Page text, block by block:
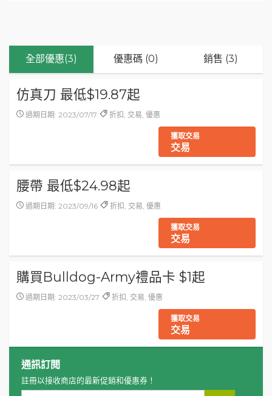
全部優惠(3) 優惠碼 (0) 銷售 (3)
仿真刀 最低$19.87起
過期日期: 2023/07/17 折扣, 交易, 優惠
獲取交易
交易
腰帶 最低$24.98起
過期日期: 2023/09/16 折扣, 交易, 優惠
獲取交易
交易
購買Bulldog-Army禮品卡 $1起
過期日期: 2023/03/27 折扣, 交易, 優惠
獲取交易
交易
通訊訂閱
註冊以接收商店的最新促銷和優惠券！